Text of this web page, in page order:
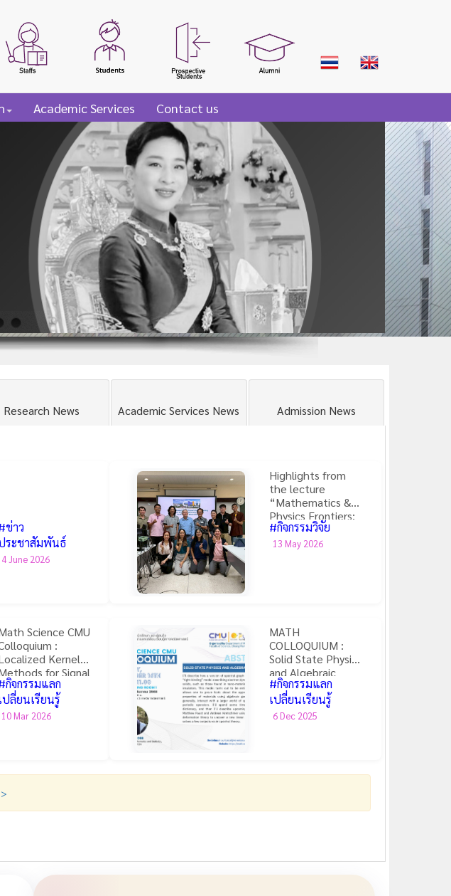
Academic Services Contact us
Research News Academic Services News Admission News
ข่าว
ระชาสัมพันธ์
4 June 2026
Highlights from
the lecture
“Mathematics &
Physics Frontiers:
Theories, Models,
and Applications”
#กิจกรรมวิจัย
13 May 2026
Science CMU
:
Kernel
for Signal
กิจกรรมแลก
ปลี่ยนเรียนรู้
10 Mar 2026
MATH
COLLOQUIUM :
Solid State Physics
and Algebraic
Geometry
#กิจกรรมแลก
เปลี่ยนเรียนรู้
6 Dec 2025